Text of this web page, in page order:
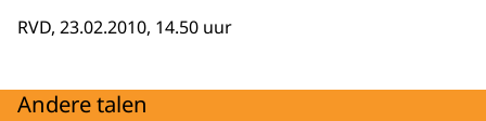
RVD, 23.02.2010, 14.50 uur
Andere talen